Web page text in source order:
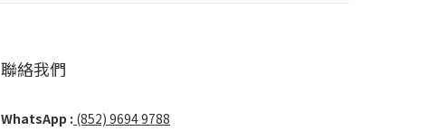
聯絡我們
WhatsApp : (852) 9694 9788